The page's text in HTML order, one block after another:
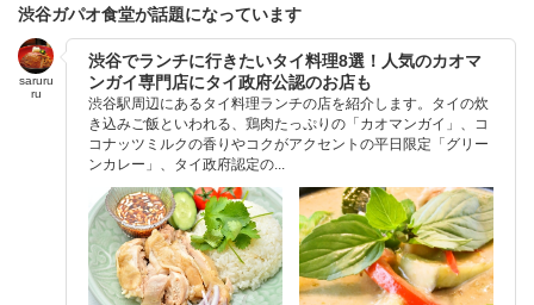
渋谷ガパオ食堂が話題になっています
saruru
ru
渋谷でランチに行きたいタイ料理8選！人気のカオマ
ンガイ専門店にタイ政府公認のお店も
渋谷駅周辺にあるタイ料理ランチの店を紹介します。タイの炊
き込みご飯といわれる、鶏肉たっぷりの「カオマンガイ」、コ
コナッツミルクの香りやコクがアクセントの平日限定「グリー
ンカレー」、タイ政府認定の...